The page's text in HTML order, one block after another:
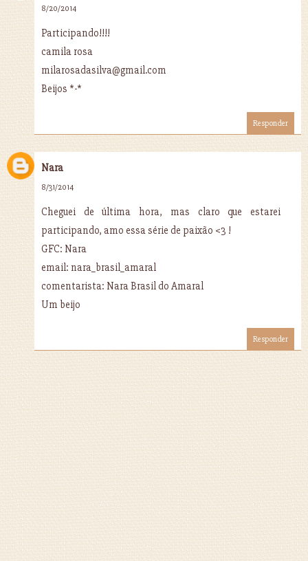
8/20/2014
Participando!!!!
camila rosa
milarosadasilva@gmail.com
Beijos *-*
Responder
Nara
8/31/2014
Cheguei de última hora, mas claro que estarei
participando, amo essa série de paixão <3 !
GFC: Nara
email: nara_brasil_amaral
comentarista: Nara Brasil do Amaral
Um beijo
Responder